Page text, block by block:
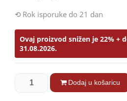
Rok isporuke do 21 dan
Ovaj proizvod snižen je 22% +
31.08.2026.
Dodaj u košaricu